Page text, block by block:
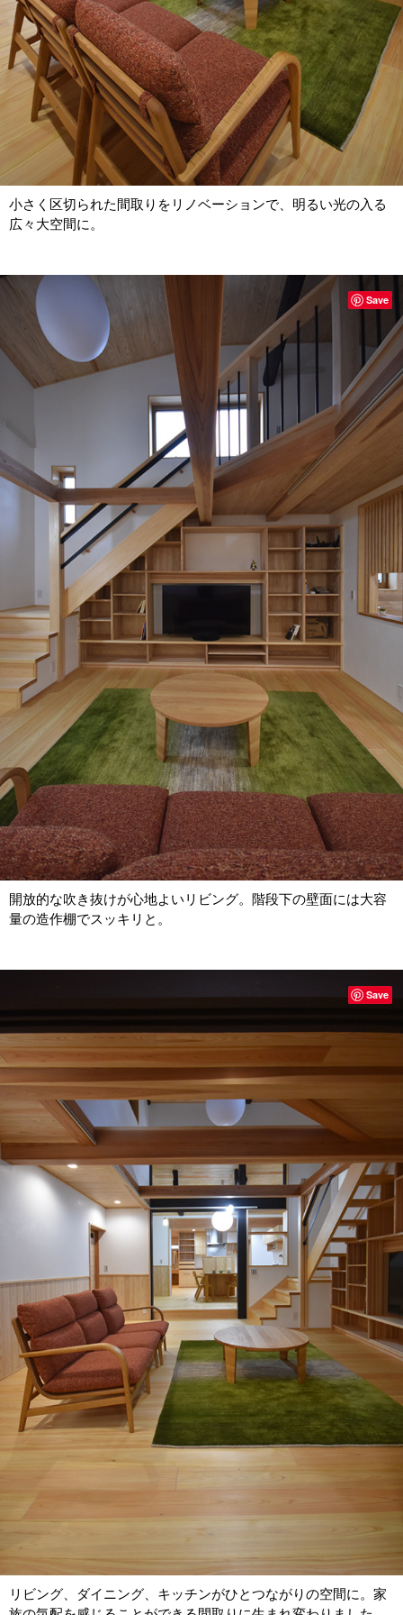
小さく区切られた間取りをリノベーションで、明るい光の入る
広々大空間に。
開放的な吹き抜けが心地よいリビング。階段下の壁面には大容
量の造作棚でスッキリと。
Save
リビング、ダイニング、キッチンがひとつながりの空間に。家
Save